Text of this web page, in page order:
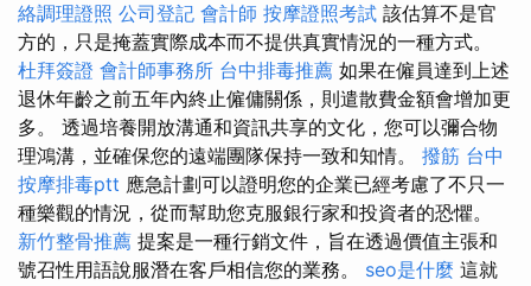
絡調理證照 公司登記 會計師 按摩證照考試 該估算不是官
方的，只是掩蓋實際成本而不提供真實情況的一種方式。
杜拜簽證 會計師事務所 台中排毒推薦 如果在僱員達到上述
退休年齡之前五年內終止僱傭關係，則遣散費金額會增加更
多。 透過培養開放溝通和資訊共享的文化，您可以彌合物
理鴻溝，並確保您的遠端團隊保持一致和知情。 撥筋 台中
按摩排毒ptt 應急計劃可以證明您的企業已經考慮了不只一
種樂觀的情況，從而幫助您克服銀行家和投資者的恐懼。
新竹整骨推薦 提案是一種行銷文件，旨在透過價值主張和
號召性用語說服潛在客戶相信您的業務。 seo是什麼 這就